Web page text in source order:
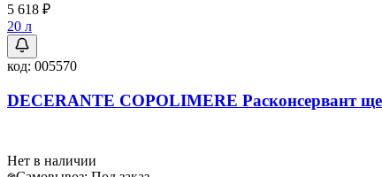
5 618 ₽
20 л
код: 005570
DECERANTE COPOLIMERE Расконсервант
Нет в наличии